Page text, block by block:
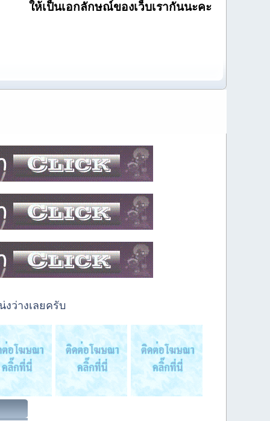
ให้เป็นเอกลักษณ์ของเว็บเรากันนะคะ
งว่างเลยครับ